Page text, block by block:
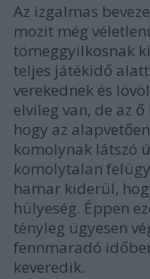
Az izgalmas
mozit még
tömeggyilkosnak
teljes játékidő
verekednek és
elvileg van, de az
hogy az
komolynak látszó
komolytalan
hamar kiderül,
hülyeség. Éppen
tényleg ügyesen
fennmaradó
keveredik.